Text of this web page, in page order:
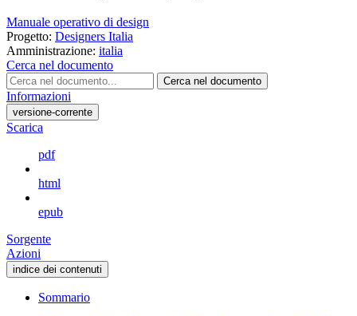
Manuale operativo di design
Progetto: Designers Italia
Amministrazione: italia
Cerca nel documento
Cerca nel documento
Informazioni
versione-corrente
Scarica
pdf
html
epub
Sorgente
Azioni
indice dei contenuti
Sommario